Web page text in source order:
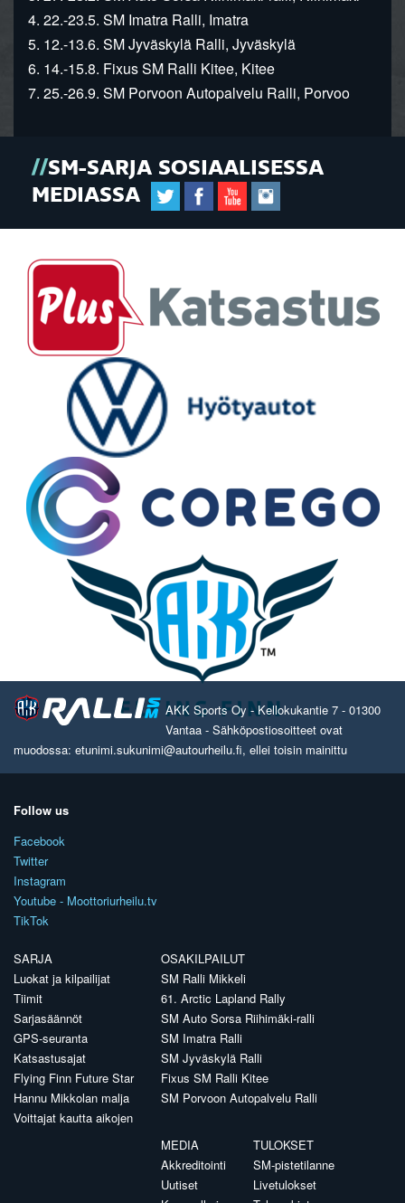
4. 22.-23.5. SM Imatra Ralli, Imatra
5. 12.-13.6. SM Jyväskylä Ralli, Jyväskylä
6. 14.-15.8. Fixus SM Ralli Kitee, Kitee
7. 25.-26.9. SM Porvoon Autopalvelu Ralli, Porvoo
SM-SARJA SOSIAALISESSA
MEDIASSA
AKK Sports Oy - Kellokukantie 7 - 01300
Vantaa - Sähköpostiosoitteet ovat
muodossa: etunimi.sukunimi@autourheilu.fi, ellei toisin mainittu
Follow us
Facebook
Twitter
Instagram
Youtube - Moottoriurheilu.tv
TikTok
SARJA
Luokat ja kilpailijat
Tiimit
Sarjasäännöt
GPS-seuranta
Katsastusajat
Flying Finn Future Star
Hannu Mikkolan malja
Voittajat kautta aikojen
OSAKILPAILUT
SM Ralli Mikkeli
61. Arctic Lapland Rally
SM Auto Sorsa Riihimäki-ralli
SM Imatra Ralli
SM Jyväskylä Ralli
Fixus SM Ralli Kitee
SM Porvoon Autopalvelu Ralli
MEDIA
Akkreditointi
Uutiset
TULOKSET
SM-pistetilanne
Livetulokset